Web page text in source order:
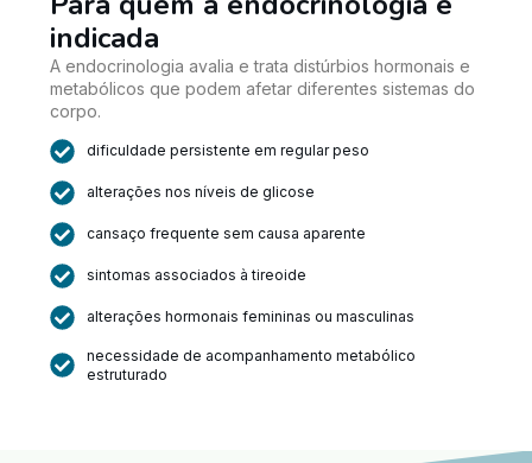
indicada
A endocrinologia avalia e trata distúrbios hormonais e
metabólicos que podem afetar diferentes sistemas do
corpo.
dificuldade persistente em regular peso
alterações nos níveis de glicose
cansaço frequente sem causa aparente
sintomas associados à tireoide
alterações hormonais femininas ou masculinas
necessidade de acompanhamento metabólico
estruturado